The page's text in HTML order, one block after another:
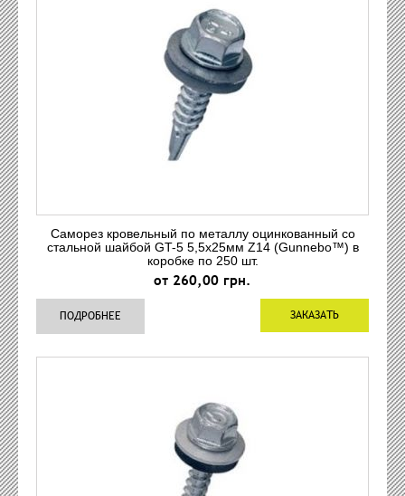
Саморез кровельный по металлу оцинкованный со
стальной шайбой GT-5 5,5x25мм Z14 (Gunnebo™) в
коробке по 250 шт.
от 260,00 грн.
ЗАКАЗАТЬ
ПОДРОБНЕЕ